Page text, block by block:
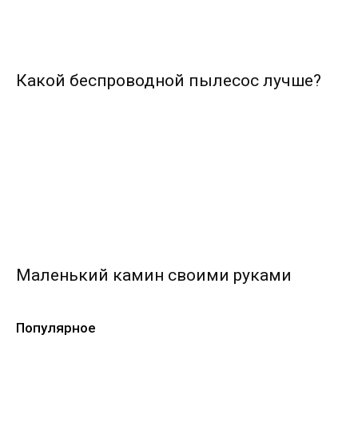
Какой беспроводной пылесос лучше?
Маленький камин своими руками
Популярное